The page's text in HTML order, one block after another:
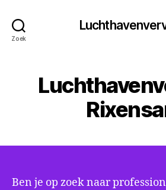
Zoek
Ben je op zoek naar